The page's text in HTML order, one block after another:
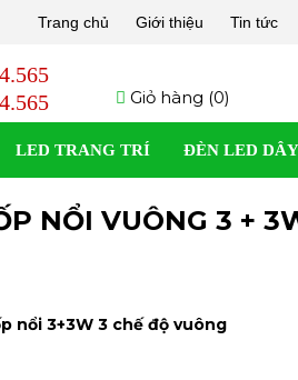
Trang chủ Giới thiệu Tin tức
Giỏ hàng (0)
LED TRANG TRÍ ĐÈN LED DÂY
NỔI VUÔNG 3 +
nổi 3+3W 3 chế độ vuông